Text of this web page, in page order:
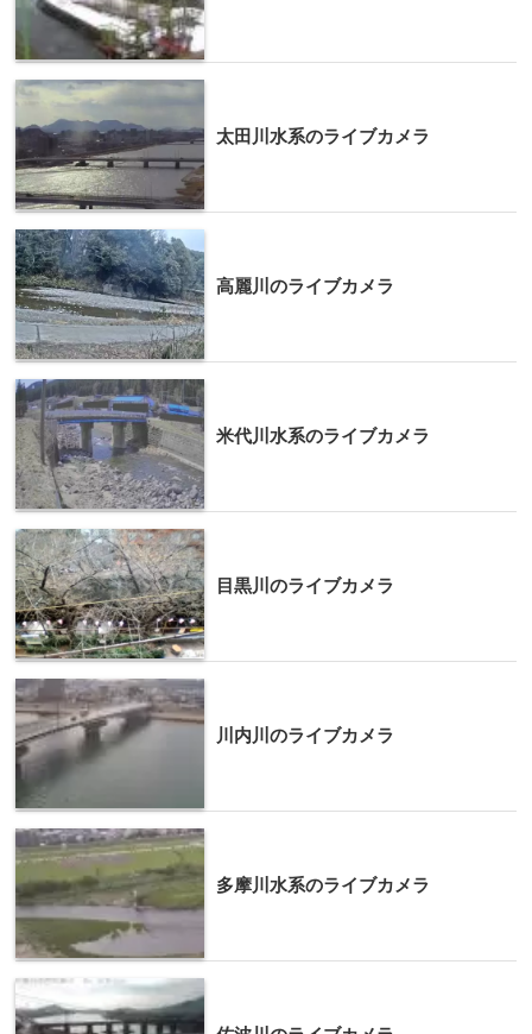
太田川水系のライブカメラ
高麗川のライブカメラ
米代川水系のライブカメラ
目黒川のライブカメラ
川内川のライブカメラ
多摩川水系のライブカメラ